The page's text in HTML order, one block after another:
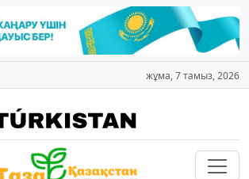
жұма, 7 тамыз, 2026